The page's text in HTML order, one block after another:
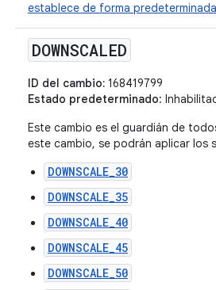
establece de forma
DOWNSCALED
ID del cambio: 168419799
Estado predeterminado:
Este cambio es el guardián de
este cambio, se podrán aplicar los
DOWNSCALE_30
DOWNSCALE_35
DOWNSCALE_40
DOWNSCALE_45
DOWNSCALE_50